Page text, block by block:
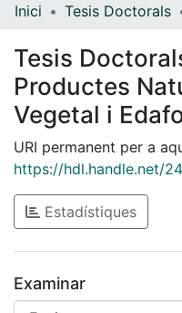
Inici Tesis Doctorals
Tesis
Productes
Vegetal i
URI permanent per a
https://hdl.handle.net/
Estadístiques
Examinar